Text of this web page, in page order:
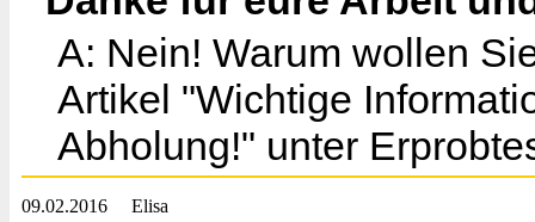
A: Nein! Warum wollen
Artikel "Wichtige
Abholung!" unter
09.02.2016 Elisa